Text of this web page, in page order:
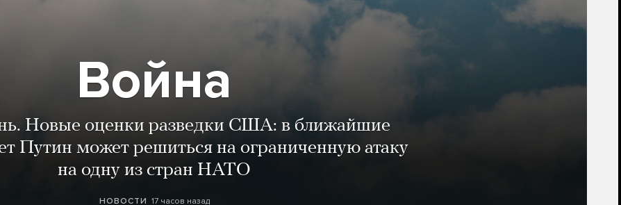
Война
Новые оценки разведки США: в ближайшие
Путин может решиться на ограниченную атаку
на одну из стран НАТО
НОВОСТИ 17 часов назад